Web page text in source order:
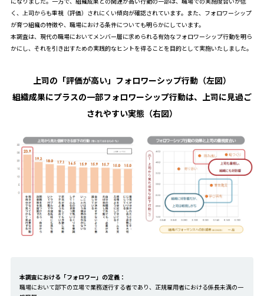
く、上司からも重視（評価）されにくい傾向が確認されています。また、フォロワーシップ
が育つ組織の特徴や、職場における条件についても明らかにしています。
本調査は、現代の職場においてメンバー層に求められる有効なフォロワーシップ行動を明ら
かにし、それを引き出すための実践的なヒントを得ることを目的として実施いたしました。
上司の「評価が高い」フォロワーシップ行動（左図）
組織成果にプラスの一部フォロワーシップ行動は、上司に見過ご
されやすい実態（右図）
本調査における「フォロワー」の定義：
職場において部下の立場で業務遂行する者であり、正規雇用者における係長未満の一